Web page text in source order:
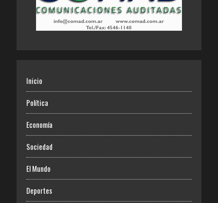
Inicio
Política
Economía
Sociedad
El Mundo
Deportes